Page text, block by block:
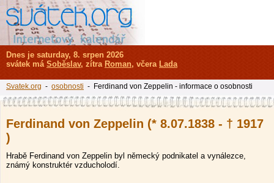
Ferdinand von Zeppelin (* 8.07.1838 - † 1917
)
Hrabě Ferdinand von Zeppelin byl německý podnikatel a vynálezce,
známý konstruktér vzducholodí.
Dnes je saturday, 8. srpen 2026
svátek má Soběslav, zítra Roman, včera Lada
Svatek.org - osobnosti - Ferdinand von Zeppelin - informace o osobnosti